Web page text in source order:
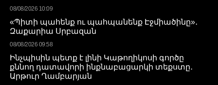
08/08/2026 10:09
«Պիտի պահենք ու պահպանենք Էջմիածինը»․
Զաքարիա Սրբազան
08/08/2026 09:58
Ինչպիսին պետք է լինի Կաթողիկոսի գործը
քննող դատավորի ինքնաբացարկի տեքստը․
Արթուր Ղամբարյան